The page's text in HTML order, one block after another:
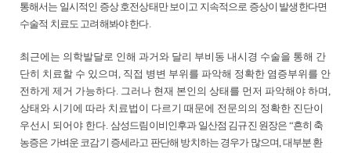
통해서는 일시적인 증상 호전상태만 보이고 지속적으로 증상이 발생한다면
수술적 치료도 고려해봐야 한다.
최근에는 의학발달로 인해 과거와 달리 부비동 내시경 수술을 통해 간
단히 치료할 수 있으며, 직접 병변 부위를 파악해 정확한 염증부위를 안
전하게 제거 가능하다. 그러나 현재 본인의 상태를 먼저 파악해야 하며,
상태와 시기에 따라 치료법이 다르기 때문에 전문의의 정확한 진단이
우선시 되어야 한다. 삼성드림이비인후과 일산점 김규진 원장은 “흔히 축
농증은 가벼운 코감기 증세라고 판단해 방치하는 경우가 많으며, 대부분 환